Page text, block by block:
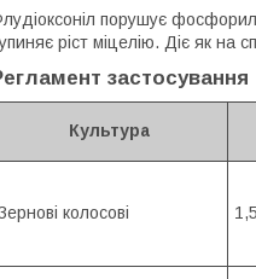
порушує
ріст міцелію. Діє як на
застосування
Культура
колосові